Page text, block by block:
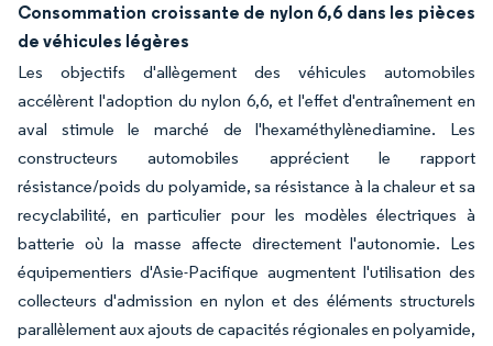
Consommation croissante de nylon 6,6 dans les pièces
de véhicules légères
Les objectifs d'allègement des véhicules automobiles
accélèrent l'adoption du nylon 6,6, et l'effet d'entraînement en
aval stimule le marché de l'hexaméthylènediamine. Les
constructeurs automobiles apprécient le rapport
résistance/poids du polyamide, sa résistance à la chaleur et sa
recyclabilité, en particulier pour les modèles électriques à
batterie où la masse affecte directement l'autonomie. Les
équipementiers d'Asie-Pacifique augmentent l'utilisation des
collecteurs d'admission en nylon et des éléments structurels
parallèlement aux ajouts de capacités régionales en polyamide,